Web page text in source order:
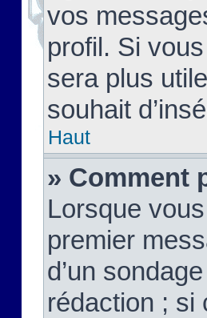
vos
profil. Si
sera plus
souhait
Haut
» Comment
Lorsque
premier
d’un
rédaction ; si